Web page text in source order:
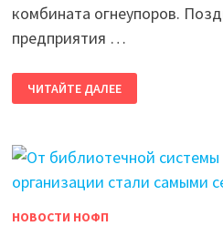
комбината огнеупоров.
предприятия …
БОРОВИЧСКИЙ
КОМБИНАТ
ОГНЕУПОРОВ
ЧИТАЙТЕ ДАЛЕЕ
НОВОСТИ НОФП